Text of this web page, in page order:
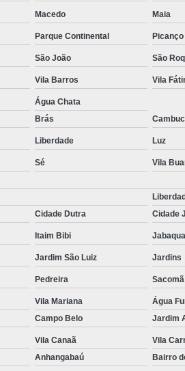
Macedo Maia
Parque Continental Picanço
São João São
Vila Barros Vila
Água Chata
Brás
Liberdade Luz
Sé
Vila
Cidade Dutra Cidade
Itaim Bibi
Jardim São Luiz Jardins
Pedreira Sacomã
Vila Mariana
Água
Campo Belo Jardim
Vila Canaã Vila
Anhangabaú Bairro